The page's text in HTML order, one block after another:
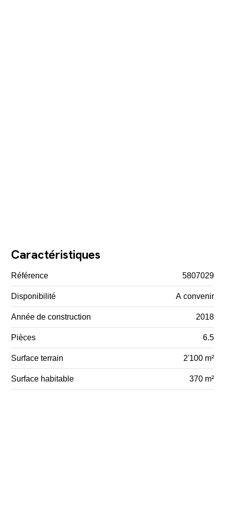
Caractéristiques
Référence 5807029
Disponibilité A convenir
Année de construction 2018
Pièces 6.5
Surface terrain 2'100 m²
Surface habitable 370 m²